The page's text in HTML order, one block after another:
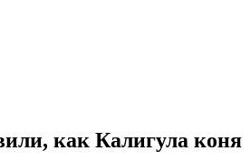
как Калигула коня